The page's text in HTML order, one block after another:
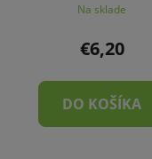
Na sklade
€6,20
DO KOŠÍKA